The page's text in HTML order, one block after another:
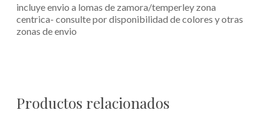
incluye envio a lomas de zamora/temperley zona
centrica- consulte por disponibilidad de colores y otras
zonas de envio
Productos relacionados